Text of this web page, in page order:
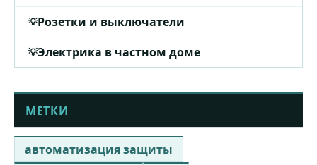
Розетки и выключатели
Электрика в частном доме
МЕТКИ
автоматизация защиты